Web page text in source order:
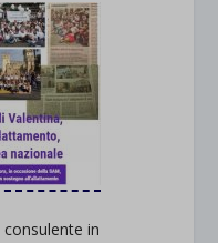
consulente in